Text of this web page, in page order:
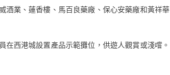
酒業、蓮香樓、馬百良藥廠、保心安藥廠和黃祥華
西港城設置產品示範攤位，供遊人觀賞或淺嚐。